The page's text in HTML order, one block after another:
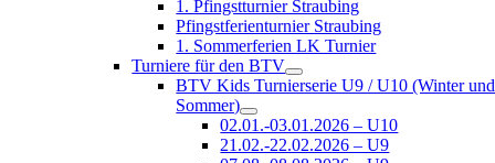
1. Pfingstturnier Straubing
Pfingstferienturnier Straubing
1. Sommerferien LK Turnier
Turniere für den BTV
BTV Kids Turnierserie U9 / U10 (Winter und
Sommer)
02.01.-03.01.2026 – U10
21.02.-22.02.2026 – U9